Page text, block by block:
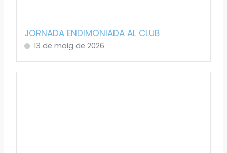
JORNADA ENDIMONIADA AL CLUB
13 de maig de 2026